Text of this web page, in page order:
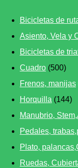
Bicicletas de
Asiento, Vela y
Bicicletas de
Cuadro (500)
Frenos, manijas
Horquilla (144)
Manubrio,
Pedales,
Plato,
Ruedas,